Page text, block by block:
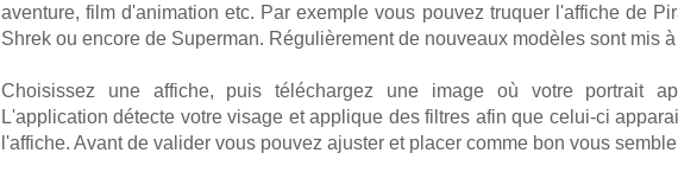
aventure, film d'animation etc. Par exemple vous pouvez truquer l'affiche de
Shrek ou encore de Superman. Régulièrement de nouveaux modèles sont mis
Choisissez une affiche, puis téléchargez une image où votre portrait
L'application détecte votre visage et applique des filtres afin que celui-ci
l'affiche. Avant de valider vous pouvez ajuster et placer comme bon vous